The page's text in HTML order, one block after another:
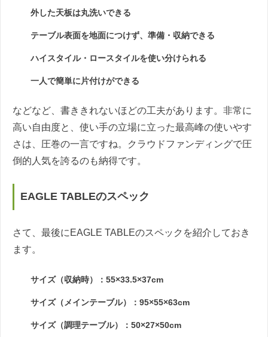
外した天板は丸洗いできる
テーブル表面を地面につけず、準備・収納できる
ハイスタイル・ロースタイルを使い分けられる
一人で簡単に片付けができる
などなど、書ききれないほどの工夫があります。非常に
高い自由度と、使い手の立場に立った最高峰の使いやす
さは、圧巻の一言ですね。クラウドファンディングで圧
倒的人気を誇るのも納得です。
EAGLE TABLEのスペック
さて、最後にEAGLE TABLEのスペックを紹介しておき
ます。
サイズ（収納時）：55×33.5×37cm
サイズ（メインテーブル）：95×55×63cm
サイズ（調理テーブル）：50×27×50cm